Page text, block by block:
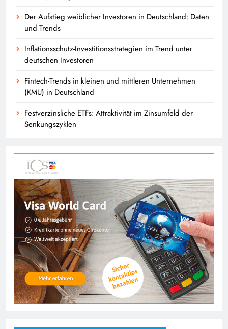
Der Aufstieg weiblicher Investoren in Deutschland: Daten
und Trends
Inflationsschutz-Investitionsstrategien im Trend unter
deutschen Investoren
Fintech-Trends in kleinen und mittleren Unternehmen
(KMU) in Deutschland
Festverzinsliche ETFs: Attraktivität im Zinsumfeld der
Senkungszyklen